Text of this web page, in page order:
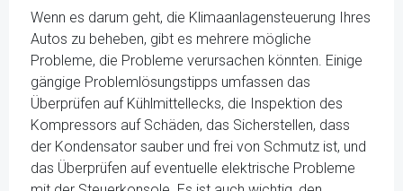
Wenn es darum geht, die Klimaanlagensteuerung Ihres
Autos zu beheben, gibt es mehrere mögliche
Probleme, die Probleme verursachen könnten. Einige
gängige Problemlösungstipps umfassen das
Überprüfen auf Kühlmittellecks, die Inspektion des
Kompressors auf Schäden, das Sicherstellen, dass
der Kondensator sauber und frei von Schmutz ist, und
das Überprüfen auf eventuelle elektrische Probleme